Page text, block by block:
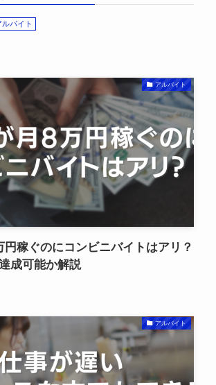
ルバイト
アルバイト
円稼ぐのにコンビニバイトはアリ？
成可能か解説
アルバイト